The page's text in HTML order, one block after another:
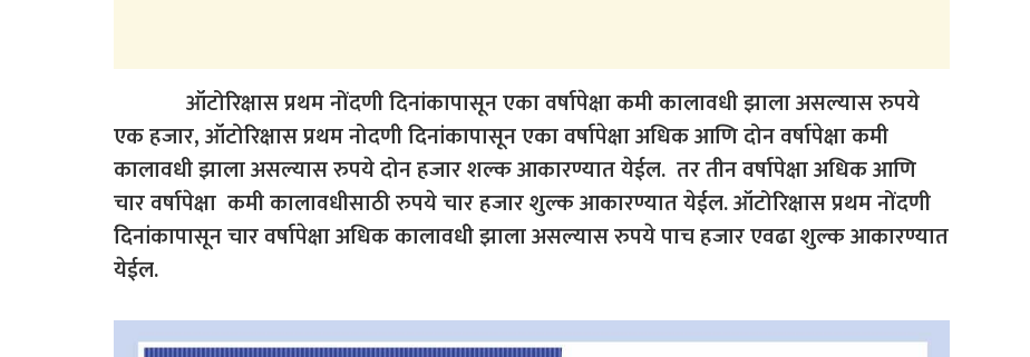
ऑटोरिक्षास प्रथम नोंदणी दिनांकापासून एका वर्षापेक्षा कमी कालावधी झाला असल्यास रुपये
एक हजार, ऑटोरिक्षास प्रथम नोदणी दिनांकापासून एका वर्षापेक्षा अधिक आणि दोन वर्षापेक्षा कमी
कालावधी झाला असल्यास रुपये दोन हजार शल्क आकारण्यात येईल. तर तीन वर्षापेक्षा अधिक आणि
चार वर्षापेक्षा कमी कालावधीसाठी रुपये चार हजार शुल्क आकारण्यात येईल. ऑटोरिक्षास प्रथम नोंदणी
दिनांकापासून चार वर्षापेक्षा अधिक कालावधी झाला असल्यास रुपये पाच हजार एवढा शुल्क आकारण्यात
येईल.